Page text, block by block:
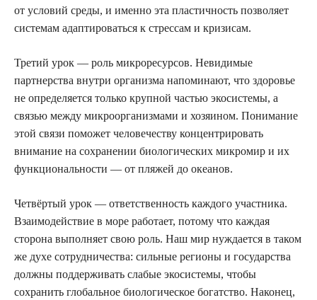
от условий среды, и именно эта пластичность позволяет
системам адаптироваться к стрессам и кризисам.
Третий урок — роль микроресурсов. Невидимые
партнерства внутри организма напоминают, что здоровье
не определяется только крупной частью экосистемы, а
связью между микроорганизмами и хозяином. Понимание
этой связи поможет человечеству концентрировать
внимание на сохранении биологических микромир и их
функциональности — от пляжей до океанов.
Четвёртый урок — ответственность каждого участника.
Взаимодействие в море работает, потому что каждая
сторона выполняет свою роль. Наш мир нуждается в таком
же духе сотрудничества: сильные регионы и государства
должны поддерживать слабые экосистемы, чтобы
сохранить глобальное биологическое богатство. Наконец,